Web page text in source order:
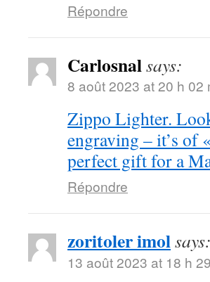
Répondre
Carlosnalsays:
8 août 2023 at 20 h 02
Zippo Lighter.
engraving – it’s of
perfect gift for a
Répondre
zoritoler imolsays:
13 août 2023 at 18 h